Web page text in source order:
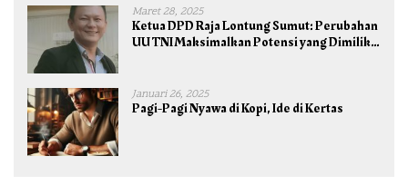
Maret 28, 2025
Ketua DPD Raja Lontung Sumut: Perubahan
UU TNI Maksimalkan Potensi yang Dimiliki
Januari 26, 2025
Pagi-Pagi Nyawa di Kopi, Ide di Kertas